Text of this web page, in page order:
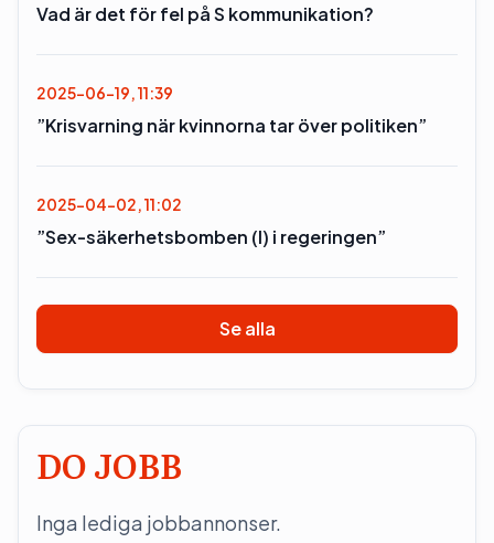
Vad är det för fel på S kommunikation?
2025-06-19, 11:39
”Krisvarning när kvinnorna tar över politiken”
2025-04-02, 11:02
”Sex-säkerhetsbomben (l) i regeringen”
Se alla
DO JOBB
Inga lediga jobbannonser.